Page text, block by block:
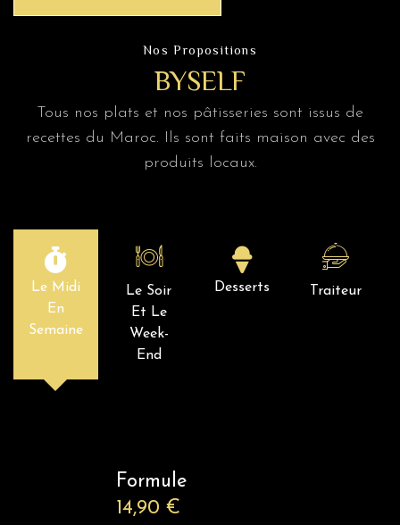
Nos Propositions
BYSELF
Tous nos plats et nos pâtisseries sont issus de
recettes du Maroc. Ils sont faits maison avec des
produits locaux.
Le Midi
En
Semaine
Le Soir
Et Le
Week-
End
Desserts Traiteur
Formule
14,90 €